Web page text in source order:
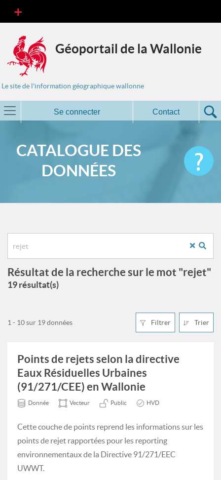
Géoportail de la Wallonie
Le site de l'information géographique wallonne
Se connecter Contact
CATALOGUE DES
DONNÉES
Résultat de la recherche sur le mot "rejet"
19 résultat(s)
Filtrer Trier
1 - 10 sur 19 données
Points de rejets selon la directive
Eaux Résiduelles Urbaines
(91/271/CEE) en Wallonie
Donnée Vecteur Public HVD
Cette couche de points reprend les informations sur les
points de rejet rapportées pour les reporting
environnementaux de la Directive 91/271/EEC
UWWT.